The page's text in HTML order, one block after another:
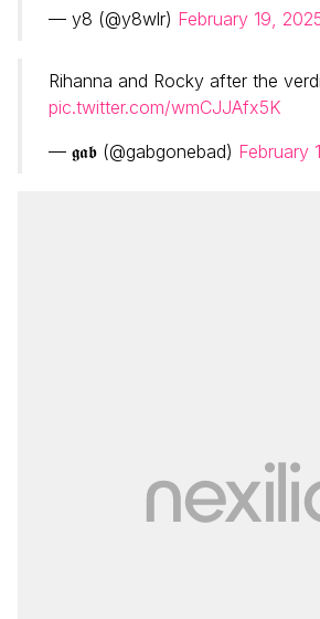
— y8 (@y8wlr) February 19,
Rihanna and Rocky after the
pic.twitter.com/wmCJJAfx5K
— 𝖌𝖆𝖇 (@gabgonebad) February